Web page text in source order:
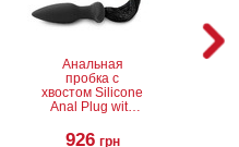
Анальная
пробка с
хвостом Silicone
Anal Plug with
926 грн